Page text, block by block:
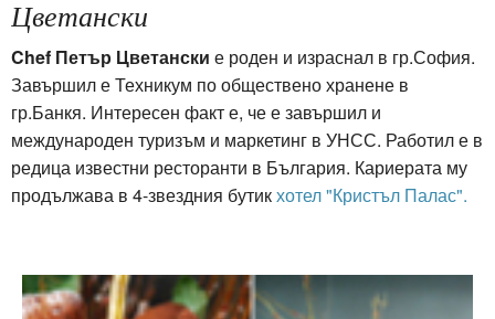
Цветански
Chef Петър Цветански е роден и израснал в гр.София.
Завършил е Техникум по обществено хранене в
гр.Банкя. Интересен факт е, че е завършил и
международен туризъм и маркетинг в УНСС. Работил е в
редица известни ресторанти в България. Кариерата му
продължава в 4-звездния бутикхотел "Кристъл Палас".